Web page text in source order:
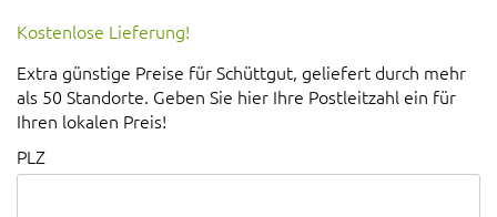
Kostenlose Lieferung!
Extra günstige Preise für Schüttgut, geliefert durch mehr
als 50 Standorte. Geben Sie hier Ihre Postleitzahl ein für
Ihren lokalen Preis!
PLZ